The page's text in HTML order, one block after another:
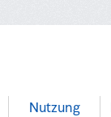
Nutzung